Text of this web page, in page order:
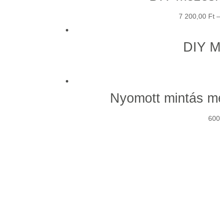
7 200,00 Ft –
DIY
Nyomott mintás